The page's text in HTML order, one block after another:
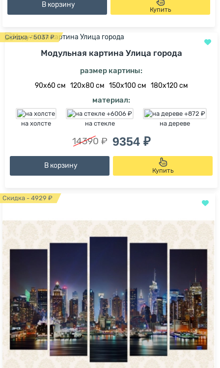
В корзину
Купить
Скидка - 5037 ₽
Модульная картина Улица города
размер картины:
90х60 см 120х80 см 150х100 см 180х120 см
материал:
на холсте на стекле на дереве
14390 ₽ 9354 ₽
В корзину
Купить
Скидка - 4929 ₽